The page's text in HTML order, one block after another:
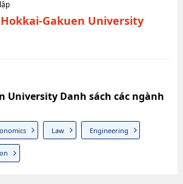
Hokkai-Gakuen University
University Danh sách các ngành
Law Engineering